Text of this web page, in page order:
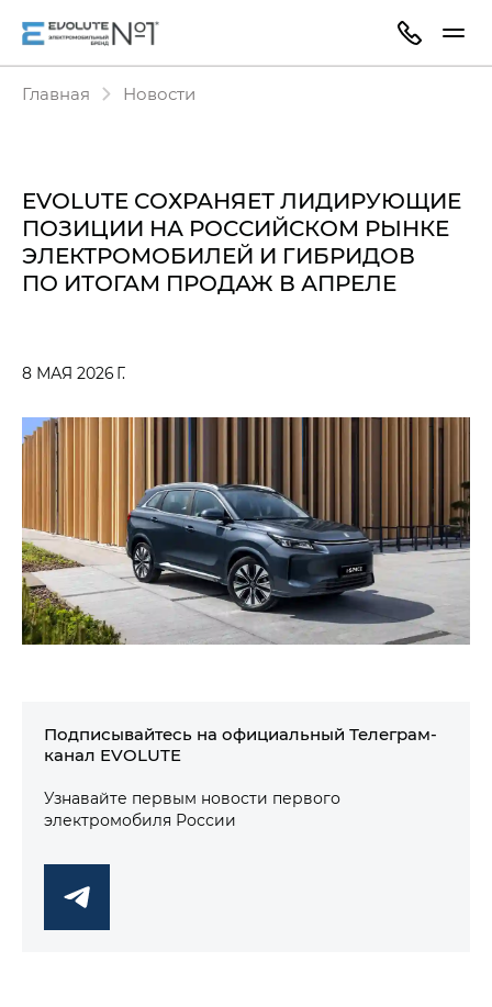
Главная Новости
EVOLUTE СОХРАНЯЕТ ЛИДИРУЮЩИЕ
ПОЗИЦИИ НА РОССИЙСКОМ РЫНКЕ
ЭЛЕКТРОМОБИЛЕЙ И ГИБРИДОВ
ПО ИТОГАМ ПРОДАЖ В АПРЕЛЕ
8 МАЯ 2026 Г.
Подписывайтесь на официальный Телеграм-
канал EVOLUTE
Узнавайте первым новости первого
электромобиля России